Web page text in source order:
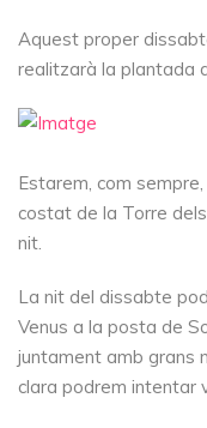
Aquest proper
realitzarà la plantada
Estarem, com
costat de la Torre
nit.
La nit del dissabte
Venus a la posta de
juntament amb grans
clara podrem intentar